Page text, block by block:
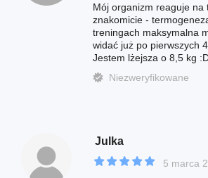
Mój organizm reaguje na
znakomicie -
treningach maksymalna
widać już po pierwszych
Jestem lżejsza o 8,5 kg
Niezweryfikowane
Julka
5 marca